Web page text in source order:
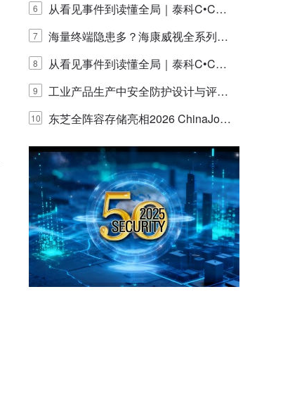
宁解码安防出海新范式
6
从看见事件到读懂全局｜泰科C•CUR
E IQ 3.20开启安防运营智能新时代
7
海量终端隐患多？海康威视全系列物
联安全产品，四层守护更放心！
8
从看见事件到读懂全局｜泰科C•CUR
E IQ 3.20开启安防运营智能新时代
9
工业产品生产中安全防护设计与评估
的实践与探讨
10
东芝全阵容存储亮相2026 ChinaJo
y，以海量数据底座赋能“与AI同游”新
体验